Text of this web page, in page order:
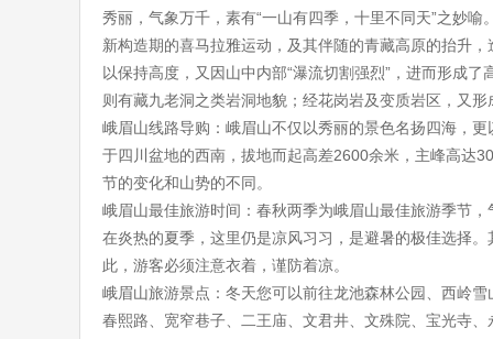
秀丽，气象万千，素有“一山有四季，十里不同天”之妙
新构造期的喜马拉雅运动，及其伴随的青藏高原的抬升
以保持高度，又因山中内部“瀑流切割强烈”，进而形成
则有藏九老洞之类岩洞地貌；经花岗岩及变质岩区，又
峨眉山线路导购：峨眉山不仅以秀丽的景色名扬四海，
于四川盆地的西南，拔地而起高差2600余米，主峰高达
节的变化和山势的不同。
峨眉山最佳旅游时间：春秋两季为峨眉山最佳旅游季节
在炎热的夏季，这里仍是凉风习习，是避暑的极佳选择
此，游客必须注意衣着，谨防着凉。
峨眉山旅游景点：冬天您可以前往龙池森林公园、西岭
春熙路、宽窄巷子、二王庙、文君井、文殊院、宝光寺